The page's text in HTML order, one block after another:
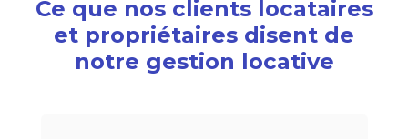
Ce que nos clients locataires
et propriétaires disent de
notre gestion locative